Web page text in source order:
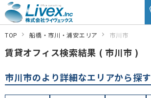
TOP 船橋・市川・浦安エリア 市川市
賃貸オフィス検索結果 ( 市川市 )
市川市のより詳細なエリアから探す